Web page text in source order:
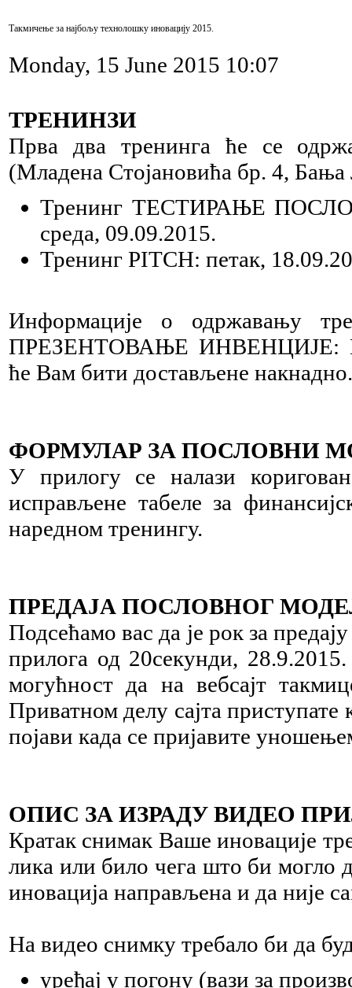
Такмичење за најбољу технолошку иновацију 2015.
Monday, 15 June 2015 10:07
ТРЕНИНЗИ
Прва два тренинга ће се
(Младена Стојановића бр. 4,
Тренинг ТЕСТИРАЊЕ
среда, 09.09.2015.
Тренинг PITCH: петак,
Информације о одржавању
ПРЕЗЕНТОВАЊЕ
ће Вам бити достављене накнадно.
ФОРМУЛАР ЗА ПОСЛОВНИ
У прилогу се налази
исправљене табеле за
наредном тренингу.
ПРЕДАЈА ПОСЛОВНОГ
Подсећамо вас да је рок за
прилога од 20секунди,
могућност да на вебсајт
Приватном делу сајта
појави када се пријавите
ОПИС ЗА ИЗРАДУ ВИДЕО
Кратак снимак Ваше иновације
лика или било чега што би могло
иновација направљена и да није
На видео снимку требало би да
уређај у погону (вази за